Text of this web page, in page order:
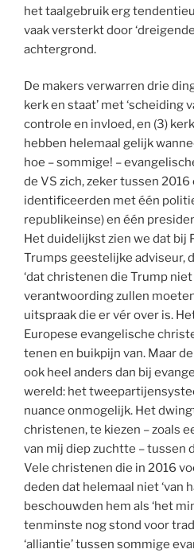
het taalgebruik erg
vaak versterkt door
achtergrond.
De makers verwarren drie
kerk en staat’ met ‘scheiding
controle en invloed, en (3)
hebben helemaal gelijk
hoe – sommige! –
de VS zich, zeker tussen
identificeerden met één
republikeinse) en één
Het duidelijkst zien we dat bij
Trumps geestelijke adviseur,
‘dat christenen die Trump
verantwoording zullen moeten
uitspraak die er vér over is.
Europese evangelische
tenen en buikpijn van. Maar
ook heel anders dan bij
wereld: het
nuance onmogelijk. Het
christenen, te kiezen – zoals
van mij diep zuchtte – tussen
Vele christenen die in 2016
deden dat helemaal niet ‘van
beschouwden hem als ‘het
tenminste nog stond voor
‘alliantie’ tussen sommige